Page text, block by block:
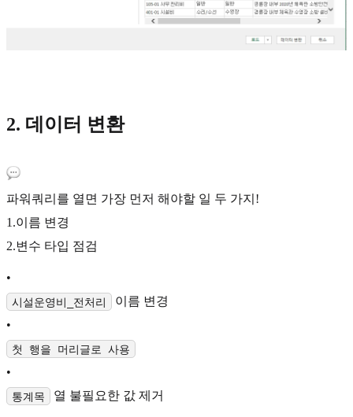
2. 데이터 변환
파워쿼리를 열면 가장 먼저 해야할 일 두 가지!
1.이름 변경
2.변수 타입 점검
•
시설운영비_전처리
이름 변경
•
첫 행을 머리글로 사용
•
통계목
열 불필요한 값 제거